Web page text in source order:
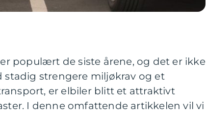
populært de siste årene, og det er ikke
stadig strengere miljøkrav og et
er elbiler blitt et attraktivt
I denne omfattende artikkelen vil vi